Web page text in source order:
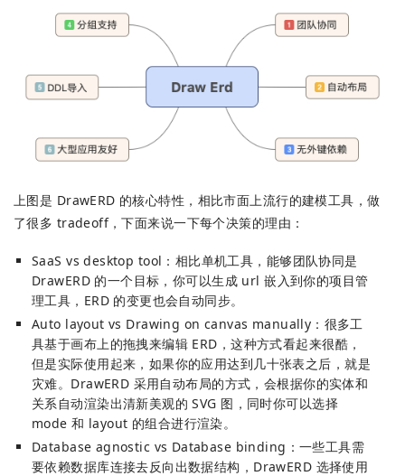
上图是 DrawERD 的核心特性，相比市面上流行的建模工具，做
了很多 tradeoff，下面来说一下每个决策的理由：
SaaS vs desktop tool：相比单机工具，能够团队协同是
DrawERD 的一个目标，你可以生成 url 嵌入到你的项目管
理工具，ERD 的变更也会自动同步。
Auto layout vs Drawing on canvas manually：很多工
具基于画布上的拖拽来编辑 ERD，这种方式看起来很酷，
但是实际使用起来，如果你的应用达到几十张表之后，就是
灾难。DrawERD 采用自动布局的方式，会根据你的实体和
关系自动渲染出清新美观的 SVG 图，同时你可以选择
mode 和 layout 的组合进行渲染。
Database agnostic vs Database binding：一些工具需
要依赖数据库连接去反向出数据结构，DrawERD 选择使用